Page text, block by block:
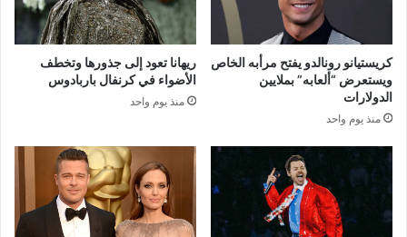
كريستيانو رونالدو يفتح مرأبه الخاص
ويستعرض “ألعابه” بملايين
الدولارات
منذ يوم واحد
ريهانا تعود إلى جذورها وتخطف
الأضواء في كرنفال باربادوس
منذ يوم واحد